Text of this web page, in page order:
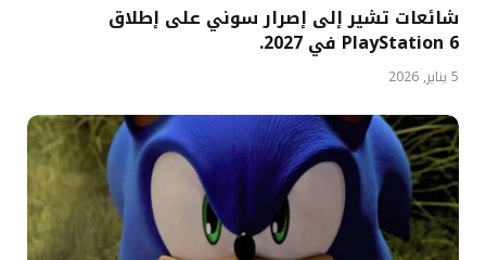
شائعات تشير إلى إصرار سوني على إطلاق
PlayStation 6 في 2027.
5 يناير, 2026